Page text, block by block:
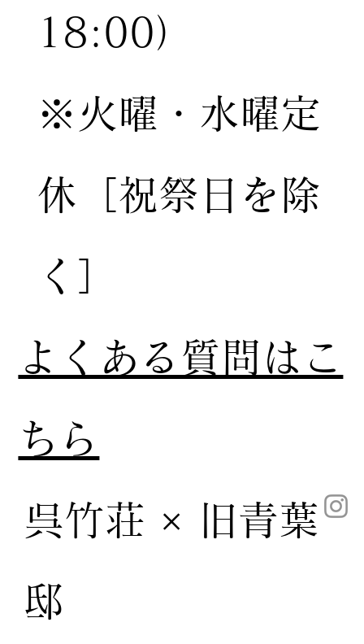
18:00）
※火曜・水曜定
休［祝祭日を除
く］
呉竹荘 × 旧青葉
邸
​よくある質問はこ
ちら